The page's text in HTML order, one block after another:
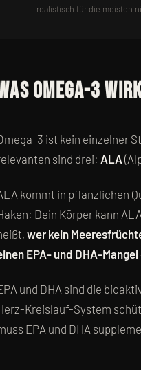
realistisch für die meisten
Omega-3
3 ist kein einzelner
sind drei: ALA
kommt in pflanzlichen
Dein Körper kann
wer kein
EPA- und DHA-Mangel
und DHA sind die
Kreislauf-System
EPA und DHA